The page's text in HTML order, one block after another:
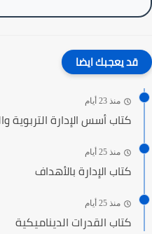
قد يعجبك ايضا
منذ 23 أيام
كتاب أسس الإدارة التربوية
منذ 25 أيام
كتاب الإدارة بالأهداف
منذ 25 أيام
كتاب القدرات الديناميكية